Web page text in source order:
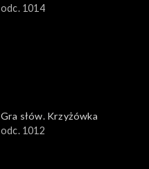
odc. 1014
Gra słów. Krzyżówka
odc. 1012